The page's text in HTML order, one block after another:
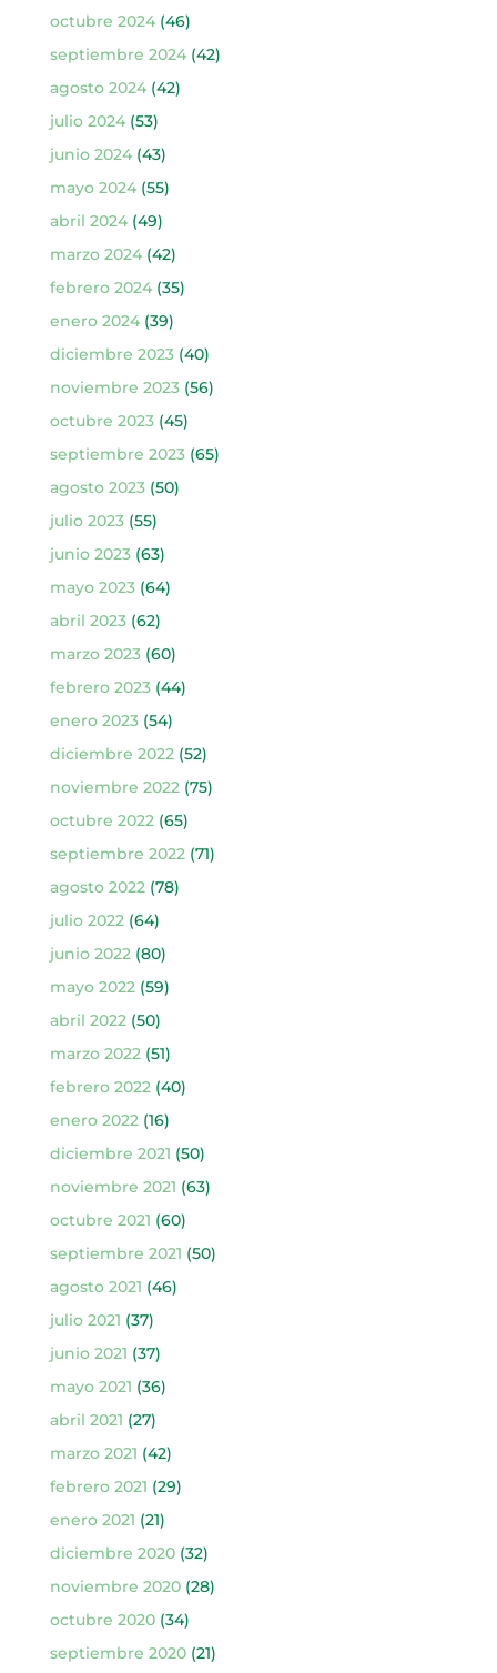
octubre 2024(46)
septiembre 2024(42)
agosto 2024(42)
julio 2024(53)
junio 2024(43)
mayo 2024(55)
abril 2024(49)
marzo 2024(42)
febrero 2024(35)
enero 2024(39)
diciembre 2023(40)
noviembre 2023(56)
octubre 2023(45)
septiembre 2023(65)
agosto 2023(50)
julio 2023(55)
junio 2023(63)
mayo 2023(64)
abril 2023(62)
marzo 2023(60)
febrero 2023(44)
enero 2023(54)
diciembre 2022(52)
noviembre 2022(75)
octubre 2022(65)
septiembre 2022(71)
agosto 2022(78)
julio 2022(64)
junio 2022(80)
mayo 2022(59)
abril 2022(50)
marzo 2022(51)
febrero 2022(40)
enero 2022(16)
diciembre 2021 (50)
noviembre 2021 (63)
octubre 2021 (60)
septiembre 2021 (50)
agosto 2021 (46)
julio 2021 (37)
junio 2021 (37)
mayo 2021 (36)
abril 2021 (27)
marzo 2021 (42)
febrero 2021 (29)
enero 2021 (21)
diciembre 2020(32)
noviembre 2020(28)
octubre 2020(34)
septiembre 2020(21)